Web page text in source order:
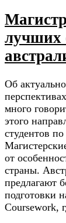
лучших
Об
много
этого
студентов
от
страны.
предлагают
подготовки
Coursework,